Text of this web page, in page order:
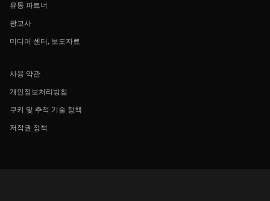
유통 파트너
광고사
미디어 센터, 보도자료
사용 약관
개인정보처리방침
쿠키 및 추적 기술 정책
저작권 정책